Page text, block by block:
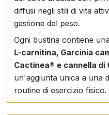
diffusi negli stili di vita
gestione del peso.
Ogni bustina contiene
L-carnitina, Garcinia
Cactinea® e cannella di
un'aggiunta unica a una
routine di esercizio fisico.